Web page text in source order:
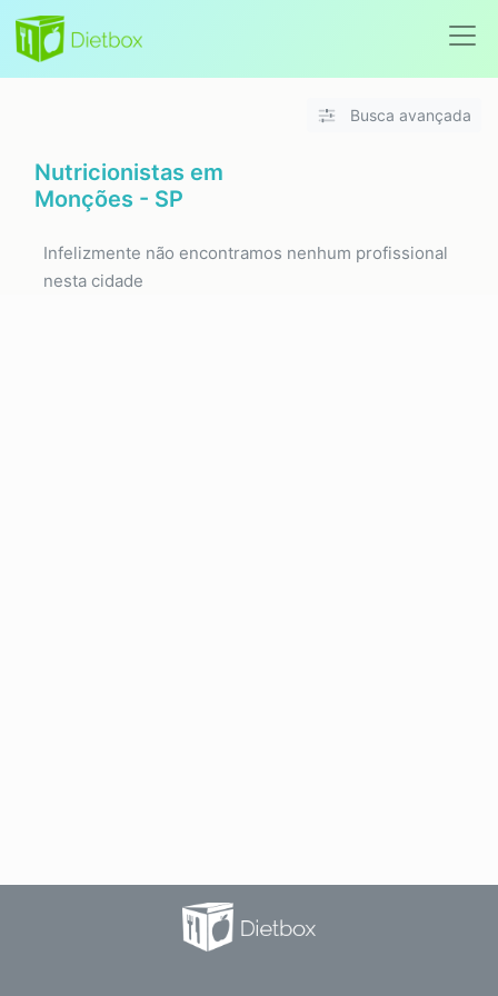
Busca avançada
Nutricionistas em
Monções - SP
Infelizmente não encontramos nenhum profissional
nesta cidade